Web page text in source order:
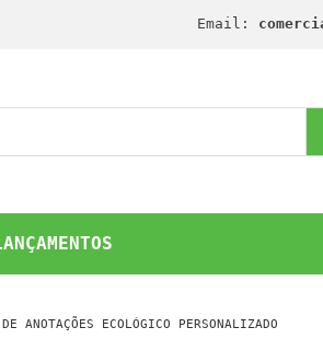
Email:
ANOTAÇÕES ECOLÓGICO PERSONALIZADO